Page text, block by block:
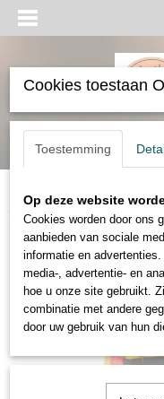
Inloggen Registreren
Home>Verhuur>
Cookies toestaan
Toestemming
Op deze website
Cookies worden door ons
aanbieden van sociale
informatie en
media-, advertentie- en
hoe u onze site gebruikt.
combinatie met andere
door uw gebruik van hun